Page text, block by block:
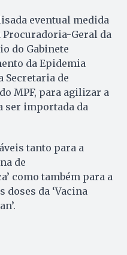
eventual medida
Procuradoria-Geral da
do Gabinete
da Epidemia
Secretaria de
MPF, para agilizar a
ser importada da
tanto para a
de
como também para a
doses da ‘Vacina